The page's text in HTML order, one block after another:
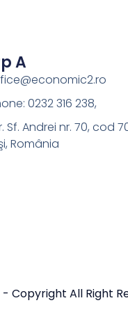
A
0232 316 238,
Sf. Andrei nr. 70, cod
România
Copyright All Right